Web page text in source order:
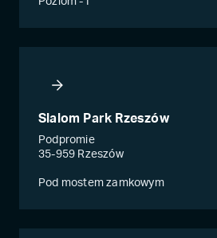
Slalom Park Rzeszów
Podpromie
35-959 Rzeszów
Pod mostem zamkowym